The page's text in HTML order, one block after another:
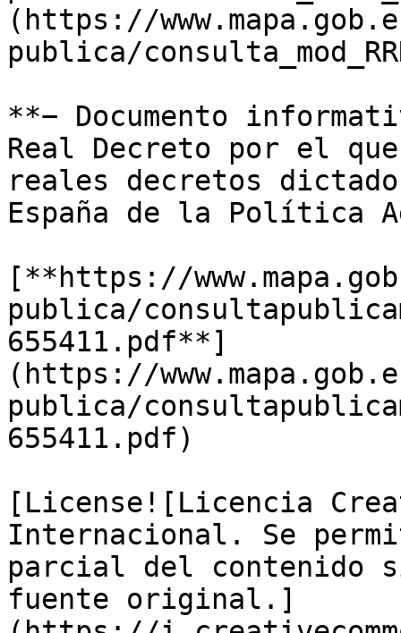
(https://
publica/
**− Documento
Real Decreto por el
reales decretos
España de la Política
[**https://
publica/
655411.pdf**]
(https://
publica/
655411.pdf)
[License![Licencia
Internacional. Se
parcial del contenido
fuente original.]